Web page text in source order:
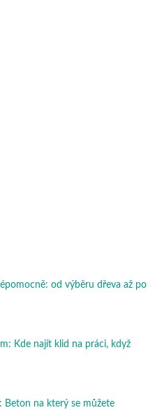
od výběru dřeva až po
Kde najít klid na práci, když
Beton na který se můžete